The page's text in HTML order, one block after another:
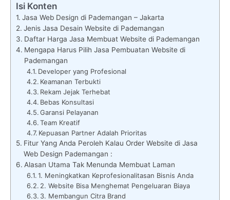
Isi Konten
Jasa Web Design di Pademangan – Jakarta
Jenis Jasa Desain Website di Pademangan
Daftar Harga Jasa Membuat Website di Pademangan
Mengapa Harus Pilih Jasa Pembuatan Website di
Pademangan
Developer yang Profesional
Keamanan Terbukti
Rekam Jejak Terhebat
Bebas Konsultasi
Garansi Pelayanan
Team Kreatif
Kepuasan Partner Adalah Prioritas
Fitur Yang Anda Peroleh Kalau Order Website di Jasa
Web Design Pademangan :
Alasan Utama Tak Menunda Membuat Laman
1. Meningkatkan Keprofesionalitasan Bisnis Anda
2. Website Bisa Menghemat Pengeluaran Biaya
3. Membangun Citra Brand